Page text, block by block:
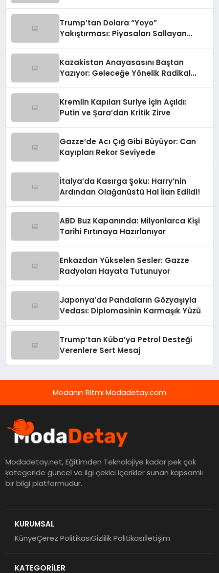
Trump’tan Dolara “Yoyo”
Yakıştırması: Piyasaları Sallayan
Kazakistan Anayasasını Baştan
Yazıyor: Geleceğe Yönelik Radikal
Kremlin Kapıları Suriye İçin Açıldı:
Putin ve Şara’dan Kritik Zirve
Gazze’de Acı Çığ Gibi Büyüyor: Can
Kayıpları Rekor Seviyede
İtalya’da Kasırga Şoku: Harry’nin
Ardından Olağanüstü Hal İlan Edildi!
ABD Buz Kapanında: Milyonlarca Kişi
Tarihi Fırtınaya Hazırlanıyor
Enkazdan Yükselen Sesler: Gazze
Radyoları Hayata Tutunuyor
Japonya’da Pandaların Gözyaşıyla
Vedası: Diplomasinin Karmaşık Yüzü
Trump’tan Küba’ya Petrol Desteği
Verenlere Sert Mesaj
Modanın Ritmi Modadetay.com
Modadetay.net, Eğitimden Teknolojiye kadar pek çok
kategoride güncel ve ilgi çekici içerikler sunan kapsamlı
bir bilgi platformudur.
KURUMSAL
KünyeÇerez PolitikasıGizlilik Politikasıİletişim
KATEGORİLER